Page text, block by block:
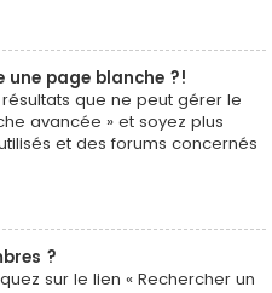
une page blanche ?!
que ne peut gérer le
avancée » et soyez plus
et des forums concernés
?
sur le lien « Rechercher un